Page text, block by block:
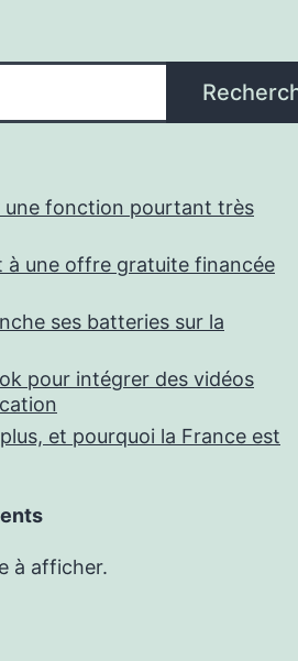
une fonction pourtant très
à une offre gratuite financée
ses batteries sur la
pour intégrer des vidéos
et pourquoi la France est
à afficher.